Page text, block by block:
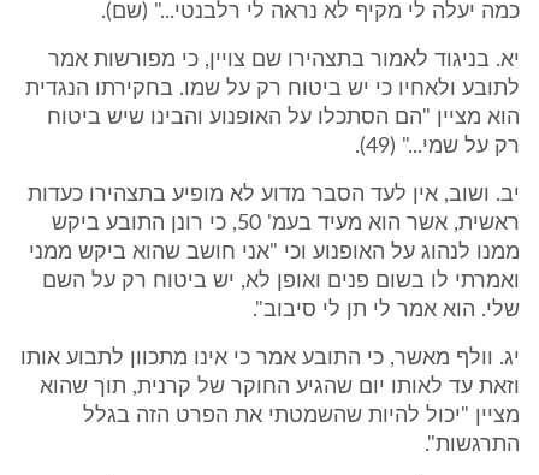
כמה יעלה לי מקיף לא נראה לי רלבנטי..." (שם).
יא. בניגוד לאמור בתצהירו שם צויין, כי מפורשות אמר
לתובע ולאחיו כי יש ביטוח רק על שמו. בחקירתו הנגדית
הוא מציין "הם הסתכלו על האופנוע והבינו שיש ביטוח
רק על שמי..." (49).
יב. ושוב, אין לעד הסבר מדוע לא מופיע בתצהירו כעדות
ראשית, אשר הוא מעיד בעמ' 50, כי רונן התובע ביקש
ממנו לנהוג על האופנוע וכי "אני חושב שהוא ביקש ממני
ואמרתי לו בשום פנים ואופן לא, יש ביטוח רק על השם
שלי. הוא אמר לי תן לי סיבוב".
יג. וולף מאשר, כי התובע אמר כי אינו מתכוון לתבוע אותו
וזאת עד לאותו יום שהגיע החוקר של קרנית, תוך שהוא
מציין "יכול להיות שהשמטתי את הפרט הזה בגלל
התרגשות".